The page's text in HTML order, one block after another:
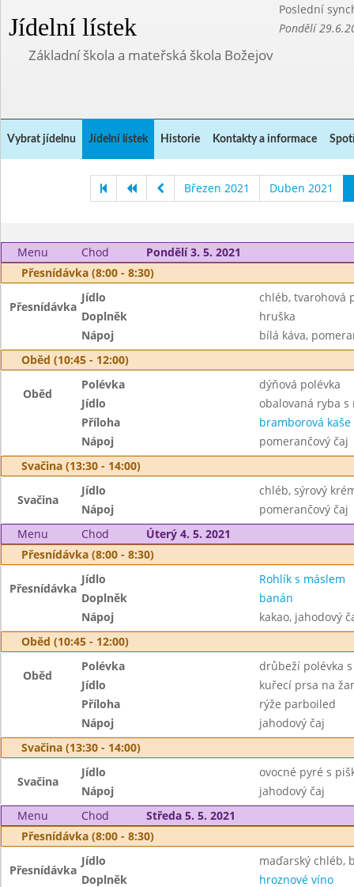
Jídelní lístek
Poslední
Pondělí
Základní škola a mateřská škola Božejov
Vybrat jídelnu Jídelní lístek Historie Kontakty a informace
Březen 2021 Duben 2021
Menu Chod
Pondělí 3. 5. 2021
Přesnídávka (8:00 - 8:30)
Přesnídávka
Jídlo
chléb, tvarohová
Doplněk
hruška
Nápoj
bílá káva,
Oběd (10:45 - 12:00)
Oběd
Polévka
dýňová polévka
Jídlo
obalovaná ryba s
Příloha
bramborová kaše
Nápoj
pomerančový čaj
Svačina (13:30 - 14:00)
Svačina
Jídlo
chléb, sýrový
Nápoj
pomerančový čaj
Menu
Chod
Úterý 4. 5. 2021
Přesnídávka (8:00 - 8:30)
Přesnídávka
Jídlo
Rohlík s máslem
Doplněk
banán
Nápoj
kakao, jahodový
Oběd (10:45 - 12:00)
Oběd
Polévka
drůbeží polévka
Jídlo
kuřecí prsa na
Příloha
rýže parboiled
Nápoj
jahodový čaj
Svačina (13:30 - 14:00)
Svačina
Jídlo
ovocné pyré s
Nápoj
jahodový čaj
Menu
Chod
Středa 5. 5. 2021
Přesnídávka (8:00 - 8:30)
Přesnídávka
Jídlo
maďarský chléb,
Doplněk
hroznové víno